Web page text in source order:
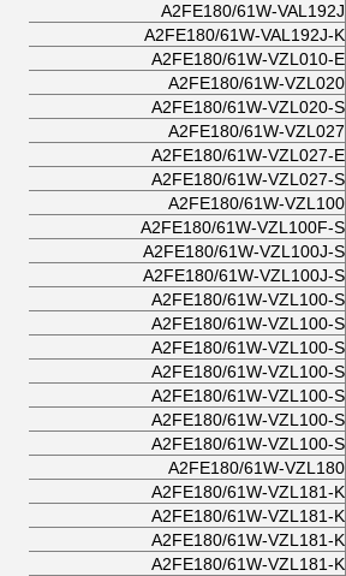
A2FE180/61W-VAL192J
A2FE180/61W-VAL192J-K
A2FE180/61W-VZL010-E
A2FE180/61W-VZL020
A2FE180/61W-VZL020-S
A2FE180/61W-VZL027
A2FE180/61W-VZL027-E
A2FE180/61W-VZL027-S
A2FE180/61W-VZL100
A2FE180/61W-VZL100F-S
A2FE180/61W-VZL100J-S
A2FE180/61W-VZL100J-S
A2FE180/61W-VZL100-S
A2FE180/61W-VZL100-S
A2FE180/61W-VZL100-S
A2FE180/61W-VZL100-S
A2FE180/61W-VZL100-S
A2FE180/61W-VZL100-S
A2FE180/61W-VZL100-S
A2FE180/61W-VZL180
A2FE180/61W-VZL181-K
A2FE180/61W-VZL181-K
A2FE180/61W-VZL181-K
A2FE180/61W-VZL181-K